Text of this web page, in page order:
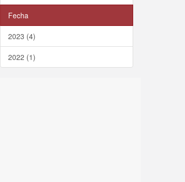
Fecha
2023 (4)
2022 (1)